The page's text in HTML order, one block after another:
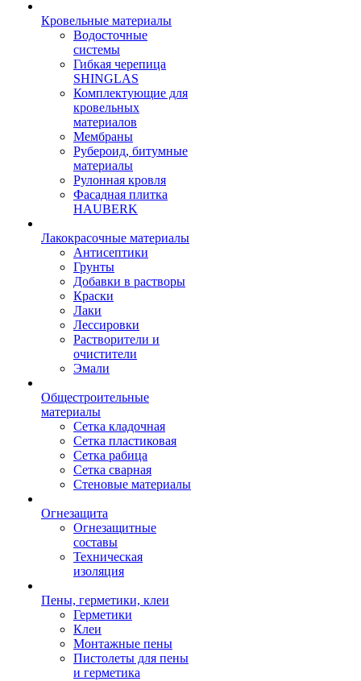
Кровельные материалы
Водосточные
системы
Гибкая черепица
SHINGLAS
Комплектующие для
кровельных
материалов
Мембраны
Рубероид, битумные
материалы
Рулонная кровля
Фасадная плитка
HAUBERK
Лакокрасочные материалы
Антисептики
Грунты
Добавки в растворы
Краски
Лаки
Лессировки
Растворители и
очистители
Эмали
Общестроительные
материалы
Сетка кладочная
Сетка пластиковая
Сетка рабица
Сетка сварная
Стеновые материалы
Огнезащита
Огнезащитные
составы
Техническая
изоляция
Пены, герметики, клеи
Герметики
Клеи
Монтажные пены
Пистолеты для пены
и герметика